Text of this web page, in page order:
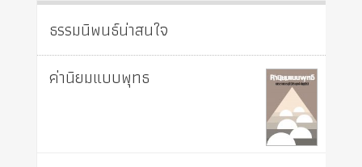
ธรรมนิพนธ์น่าสนใจ
ค่านิยมแบบพุทธ